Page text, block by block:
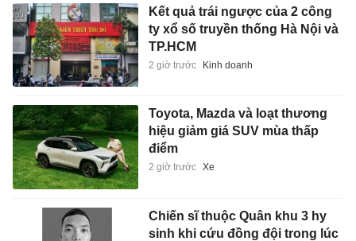
Kết quả trái ngược của 2 công
ty xổ số truyền thống Hà Nội và
TP.HCM
2 giờ trước Kinh doanh
Toyota, Mazda và loạt thương
hiệu giảm giá SUV mùa thấp
điểm
2 giờ trước Xe
Chiến sĩ thuộc Quân khu 3 hy
sinh khi cứu đồng đội trong lúc